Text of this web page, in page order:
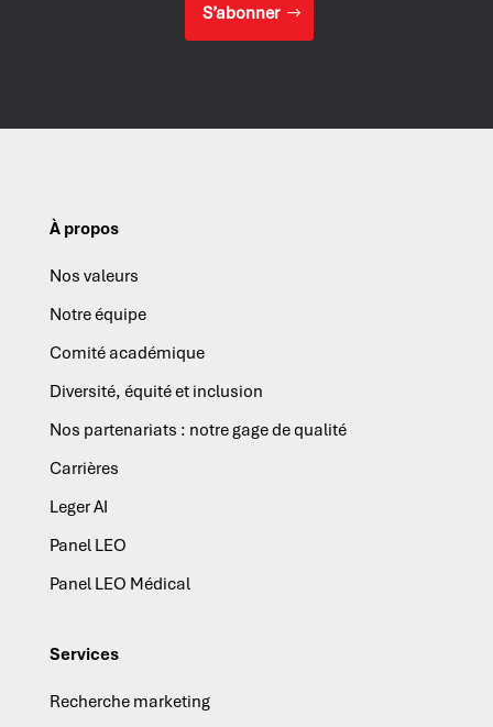
S’abonner
À propos
Nos valeurs
Notre équipe
Comité académique
Diversité, équité et inclusion
Nos partenariats : notre gage de qualité
Carrières
Leger AI
Panel LEO
Panel LEO Médical
Services
Recherche marketing